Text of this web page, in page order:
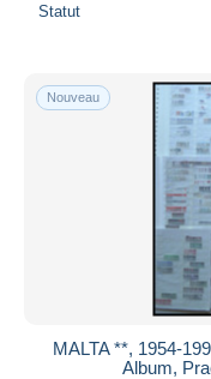
Statut
Nouveau
MALTA **, 1954-
Album,